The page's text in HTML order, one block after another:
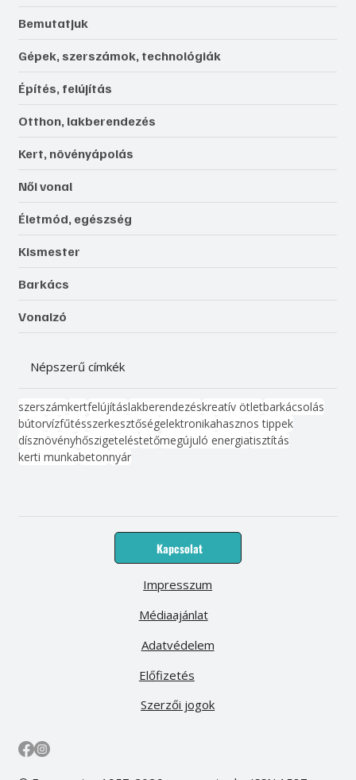
Bemutatjuk
Gépek, szerszámok, technológiák
Építés, felújítás
Otthon, lakberendezés
Kert, növényápolás
Női vonal
Életmód, egészség
Kismester
Barkács
Vonalzó
Népszerű címkék
szerszámkertfelújításlakberendezéskreatív ötletbarkácsolás
bútorvízfűtésszerkesztőségelektronikahasznos tippek
dísznövényhőszigeteléstetőmegújuló energiatisztítás
kerti munkabetonnyár
Kapcsolat
Médiaajánlat
Előfizetés
Impresszum
Adatvédelem
Szerzői jogok